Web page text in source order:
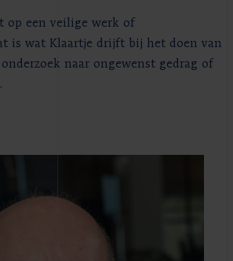
op een veilige werk of
is wat Klaartje drijft bij het doen van
naar ongewenst gedrag of